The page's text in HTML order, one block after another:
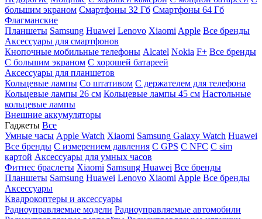
большим экраном Смартфоны 32 Гб Смартфоны 64 Гб
Флагманские
Планшеты Samsung Huawei Lenovo Xiaomi Apple Все бренды
Аксессуары для смартфонов
Кнопочные мобильные телефоны Alcatel Nokia F+ Все бренды
С большим экраном С хорошей батареей
Аксессуары для планшетов
Кольцевые лампы Со штативом C держателем для телефона
Кольцевые лампы 26 см Кольцевые лампы 45 см Настольные
кольцевые лампы
Внешние аккумуляторы
Гаджеты Все
Умные часы Apple Watch Xiaomi Samsung Galaxy Watch Huawei
Все бренды C измерением давления C GPS C NFC C sim
картой Аксессуары для умных часов
Фитнес браслеты Xiaomi Samsung Huawei Все бренды
Планшеты Samsung Huawei Lenovo Xiaomi Apple Все бренды
Аксессуары
Квадрокоптеры и аксессуары
Радиоуправляемые модели Радиоуправляемые автомобили